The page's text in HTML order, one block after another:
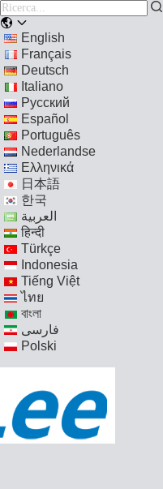
English
Français
Deutsch
Italiano
Русский
Español
Português
Nederlandse
Ελληνικά
日本語
한국
العربية
हिन्दी
Türkçe
Indonesia
Tiếng Việt
ไทย
বাংলা
فارسی
Polski